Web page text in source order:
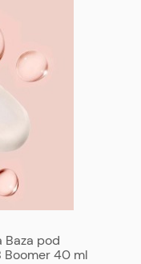
Baza pod
Boomer 40 ml